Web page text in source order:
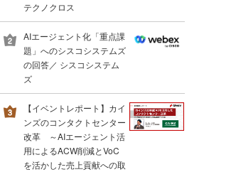
テクノクロス
AIエージェント化「重点課
題」へのシスコシステムズ
の回答／ シスコシステム
ズ
【イベントレポート】カイ
ンズのコンタクトセンター
改革 ～AIエージェント活
用によるACW削減とVoC
を活かした売上貢献への取